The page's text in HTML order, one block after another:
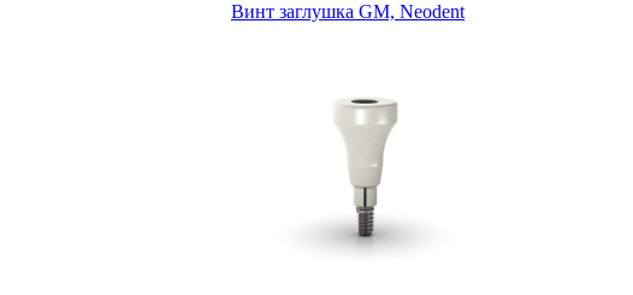
Винт заглушка GM, Neodent